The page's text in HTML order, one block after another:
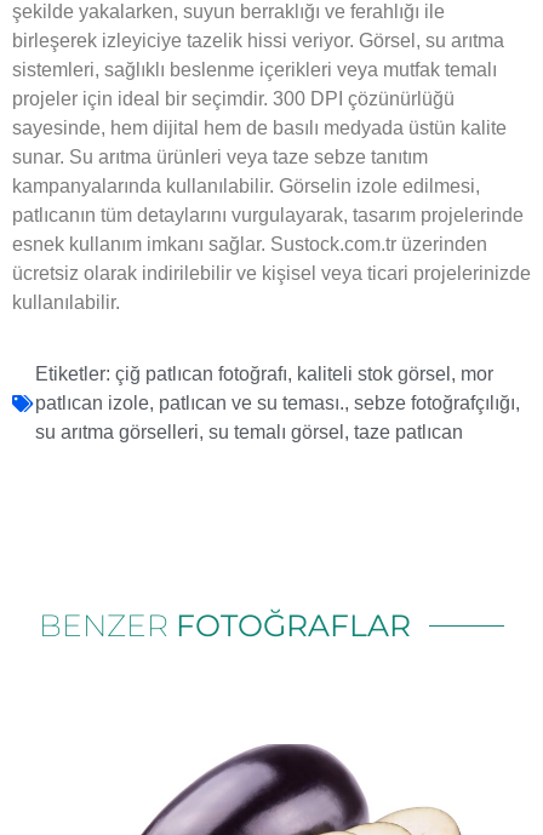
şekilde yakalarken, suyun berraklığı ve ferahlığı ile
birleşerek izleyiciye tazelik hissi veriyor. Görsel, su arıtma
sistemleri, sağlıklı beslenme içerikleri veya mutfak temalı
projeler için ideal bir seçimdir. 300 DPI çözünürlüğü
sayesinde, hem dijital hem de basılı medyada üstün kalite
sunar. Su arıtma ürünleri veya taze sebze tanıtım
kampanyalarında kullanılabilir. Görselin izole edilmesi,
patlıcanın tüm detaylarını vurgulayarak, tasarım projelerinde
esnek kullanım imkanı sağlar. Sustock.com.tr üzerinden
ücretsiz olarak indirilebilir ve kişisel veya ticari projelerinizde
kullanılabilir.
Etiketler: çiğ patlıcan fotoğrafı, kaliteli stok görsel , mor
patlıcan izole, patlıcan ve su teması., sebze fotoğrafçılığı,
su arıtma görselleri, su temalı görsel , taze patlıcan
BENZER FOTOĞRAFLAR